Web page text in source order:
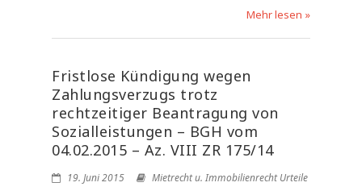
Mehr lesen »
Fristlose Kündigung wegen
Zahlungsverzugs trotz
rechtzeitiger Beantragung von
Sozialleistungen – BGH vom
04.02.2015 – Az. VIII ZR 175/14
19. Juni 2015 Mietrecht u. Immobilienrecht Urteile